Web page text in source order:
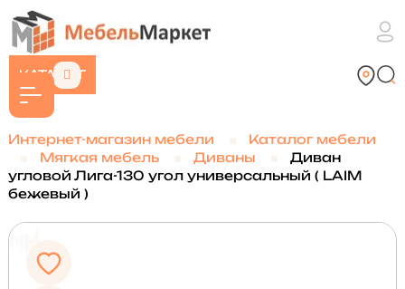
КАТАЛОГ
Интернет-магазин мебели
Каталог мебели
Мягкая мебель
Диваны
Диван
угловой Лига-130 угол универсальный ( LAIM
бежевый )